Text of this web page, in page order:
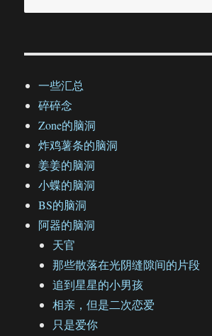
一些汇总
碎碎念
Zone的脑洞
炸鸡薯条的脑洞
姜姜的脑洞
小蝶的脑洞
BS的脑洞
阿器的脑洞
天官
那些散落在光阴缝隙间的片段
追到星星的小男孩
相亲，但是二次恋爱
只是爱你